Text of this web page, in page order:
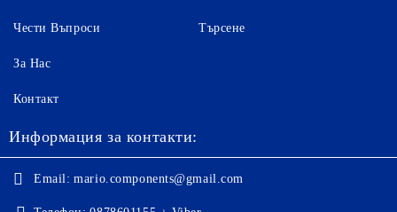
Чести Въпроси Търсене
За Нас
Контакт
Информация за контакти:
Email: mario.components@gmail.com